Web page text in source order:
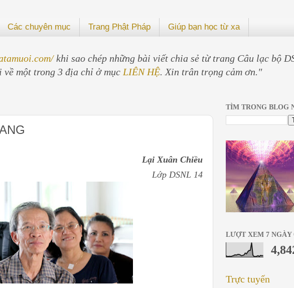
Các chuyên mục Trang Phật Pháp Giúp bạn học từ xa
khi sao chép những bài viết chia sẻ từ trang Câu lạc bộ
một trong 3 địa chỉ ở mục LIÊN HỆ. Xin trân trọng cảm ơn."
Lại Xuân Chiều
Lớp DSNL 14
TÌM TRONG BLOG
LƯỢT XEM 7 NGÀY
Trực tuyến